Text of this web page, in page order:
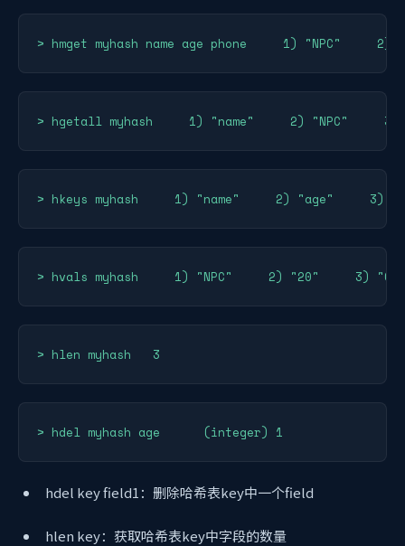
> hmget myhash name age phone     1) "NPC"
> hgetall myhash     1) "name"     2) "NPC"
> hkeys myhash     1) "name"     2) "age"     3)
> hvals myhash     1) "NPC"     2) "20"     3)
> hlen myhash   3
> hdel myhash age      (integer) 1
hdel key field1：删除哈希表key中一个field
hlen key：获取哈希表key中字段的数量